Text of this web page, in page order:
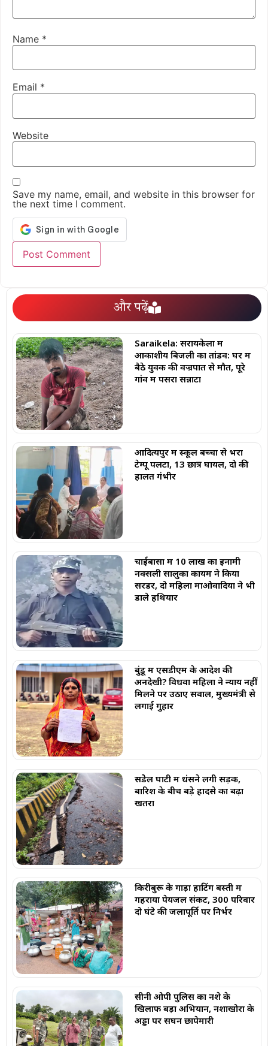
Name *
Email *
Website
Save my name, email, and website in this browser for
the next time I comment.
और पढ़ें
Saraikela: सरायकेला में
आकाशीय बिजली का तांडव: घर में
बैठे युवक की वज्रपात से मौत, पूरे
गांव में पसरा सन्नाटा
आदित्यपुर में स्कूल बच्चों से भरा
टेम्पू पलटा, 13 छात्र घायल, दो की
हालत गंभीर
चाईबासा में 10 लाख का इनामी
नक्सली सालुका कायम ने किया
सरेंडर, दो महिला माओवादियों ने भी
डाले हथियार
बुंडू में एसडीएम के आदेश की
अनदेखी? विधवा महिला ने न्याय नहीं
मिलने पर उठाए सवाल, मुख्यमंत्री से
लगाई गुहार
सेंडेेल घाटी में धंसने लगी सड़क,
बारिश के बीच बड़े हादसे का बढ़ा
खतरा
किरीबुरू के गाड़ा हाटिंग बस्ती में
गहराया पेयजल संकट, 300 परिवार
दो घंटे की जलापूर्ति पर निर्भर
सीनी ओपी पुलिस का नशे के
खिलाफ बड़ा अभियान, नशाखोरों के
अड्डों पर सघन छापेमारी